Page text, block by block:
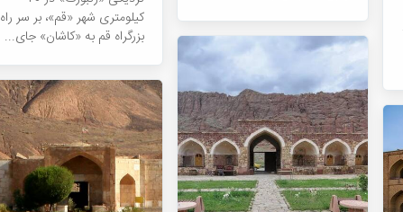
کیلومتری شهر «قم»، بر سر راه
بزرگراه قم به «کاشان» جای...